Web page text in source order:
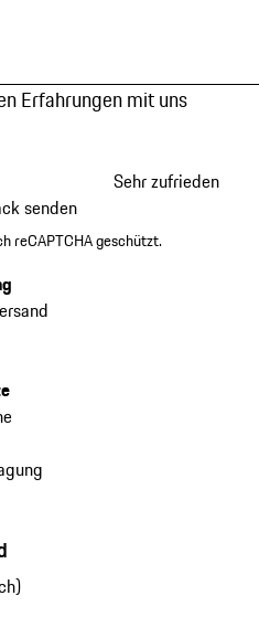
Erfahrungen mit uns
Sehr zufrieden
senden
reCAPTCHA geschützt.